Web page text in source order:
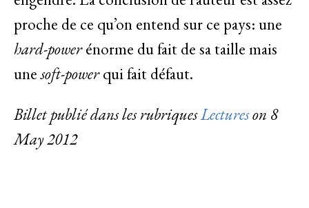
proche de ce qu’on entend sur ce pays: une
hard-powerénorme du fait de sa taille mais
unesoft-powerqui fait défaut.
Billet publié dans les rubriquesLectureson 8
May 2012